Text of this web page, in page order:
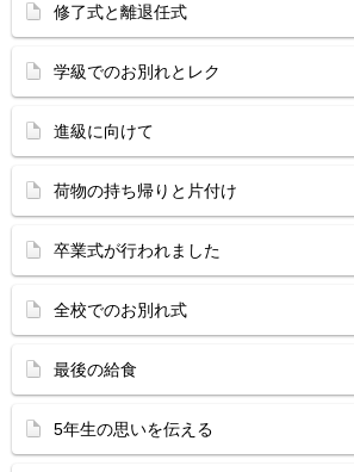
修了式と離退任式
学級でのお別れとレク
進級に向けて
荷物の持ち帰りと片付け
卒業式が行われました
全校でのお別れ式
最後の給食
5年生の思いを伝える